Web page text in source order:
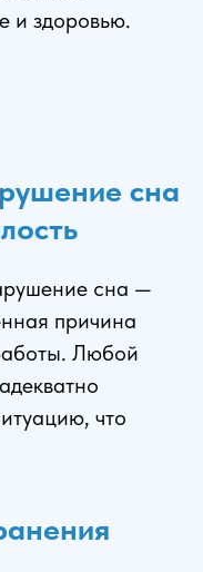
и здоровью.
сна
сна —
причина
Любой
что